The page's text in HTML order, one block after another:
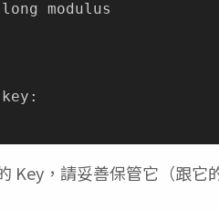
Key，請妥善保管它（跟它